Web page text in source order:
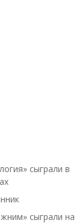
сыграли в
сыграли на